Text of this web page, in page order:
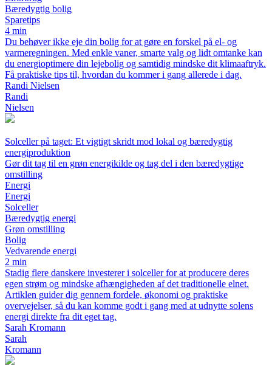
Bæredygtig bolig
Sparetips
4 min
Du behøver ikke eje din bolig for at gøre en forskel på el- og
varmeregningen. Med enkle vaner, smarte valg og lidt omtanke kan
du energioptimere din lejebolig og samtidig mindske dit klimaaftryk.
Få praktiske tips til, hvordan du kommer i gang allerede i dag.
Randi Nielsen
Randi
Nielsen
Solceller på taget: Et vigtigt skridt mod lokal og bæredygtig
energiproduktion
Gør dit tag til en grøn energikilde og tag del i den bæredygtige
omstilling
Energi
Energi
Solceller
Bæredygtig energi
Grøn omstilling
Bolig
Vedvarende energi
2 min
Stadig flere danskere investerer i solceller for at producere deres
egen strøm og mindske afhængigheden af det traditionelle elnet.
Artiklen guider dig gennem fordele, økonomi og praktiske
overvejelser, så du kan komme godt i gang med at udnytte solens
energi direkte fra dit eget tag.
Sarah Kromann
Sarah
Kromann